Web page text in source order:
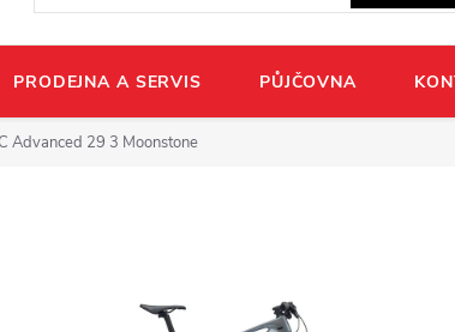
PRODEJNA A SERVIS PŮJČOVNA
Advanced 29 3 Moonstone